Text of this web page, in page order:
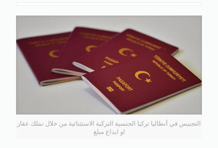
التجنيس في أنطاليا تركيا الجنسية التركية الاستثنائية من خلال تملك عقار
او ايداع مبلغ